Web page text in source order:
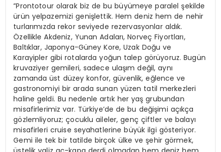
”Prontotour olarak biz de bu büyümeye paralel şekilde
ürün yelpazemizi genişlettik. Hem deniz hem de nehir
turlarımızda rekor seviyede rezervasyonlar aldık.
Özellikle Akdeniz, Yunan Adaları, Norveç Fiyortları,
Baltıklar, Japonya-Güney Kore, Uzak Doğu ve
Karayipler gibi rotalarda yoğun talep görüyoruz. Bugün
kruvaziyer gemileri, sadece ulaşım değil, aynı
zamanda üst düzey konfor, güvenlik, eğlence ve
gastronomiyi bir arada sunan yüzen tatil merkezleri
haline geldi. Bu nedenle artık her yaş grubundan
misafirlerimiz var. Türkiye’de de bu değişimi açıkça
gözlemliyoruz; çocuklu aileler, genç çiftler ve balayı
misafirleri cruise seyahatlerine büyük ilgi gösteriyor.
Gemi ile tek bir tatilde birçok ülke ve şehir görmek,